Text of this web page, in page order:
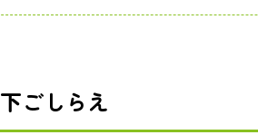
下ごしらえ